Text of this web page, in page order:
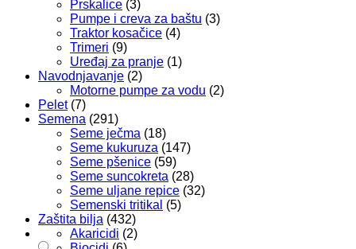
Prskalice (3)
Pumpe i creva za baštu (3)
Traktor kosačice (4)
Trimeri (9)
Uređaj za pranje (1)
Navodnjavanje (2)
Motorne pumpe za vodu (2)
Pelet (7)
Semena (291)
Seme ječma (18)
Seme kukuruza (147)
Seme pšenice (59)
Seme suncokreta (28)
Seme uljane repice (32)
Semenski tritikal (5)
Zaštita bilja (432)
Akaricidi (2)